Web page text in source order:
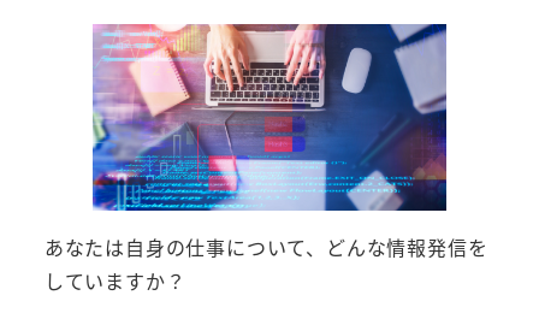
あなたは自身の仕事について、どんな情報発信を
していますか？